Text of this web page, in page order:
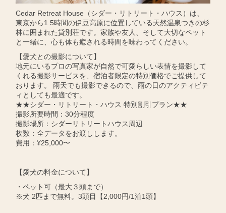
Cedar Retreat House（シダー・リトリート・ハウス）は、
東京から1.5時間の伊豆高原に位置している天然温泉つきの杉
林に囲まれた貸別荘です。家族や友人、そして大切なペット
と一緒に、心も体も癒される時間を味わってください。
【愛犬との撮影について】
地元にいるプロの写真家が自然で可愛らしい表情を撮影して
くれる撮影サービスを、宿泊者限定の特別価格でご提供して
おります。 雨天でも撮影できるので、雨の日のアクティビテ
ィとしても最適です。
★★シダー・リトリート・ハウス 特別割引プラン★★
撮影所要時間：30分程度
撮影場所：シダーリトリートハウス周辺
枚数：全データをお渡しします。
費用：¥25,000〜
【愛犬の料金について】
・ペット可（最大３頭まで）
※犬 2匹まで無料。3頭目【2,000円/1泊1頭】